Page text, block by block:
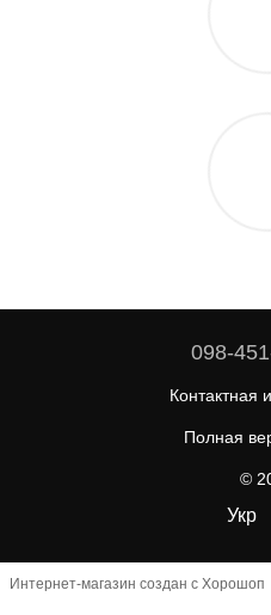
098-
Контактная
Полная
©
Укр
Интернет-магазин создан с Хорошоп